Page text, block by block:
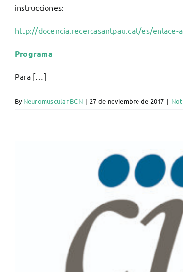
instrucciones:
http://docencia.recercasantpau.cat/es/enlace-
Programa
Para […]
By Neuromuscular BCN | 27 de noviembre de 2017 |